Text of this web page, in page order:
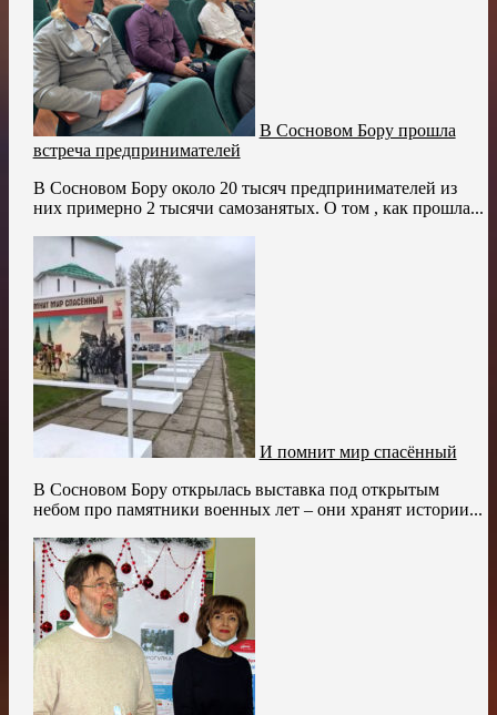
В Сосновом Бору прошла
встреча предпринимателей
В Сосновом Бору около 20 тысяч предпринимателей из
них примерно 2 тысячи самозанятых. О том , как прошла...
И помнит мир спасённый
В Сосновом Бору открылась выставка под открытым
небом про памятники военных лет – они хранят истории...